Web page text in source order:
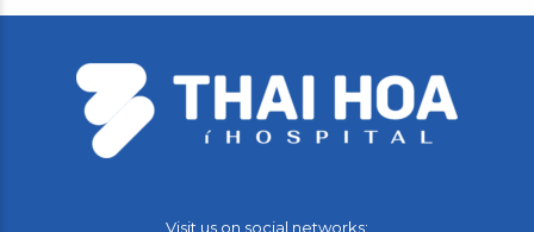
Visit us on social networks: